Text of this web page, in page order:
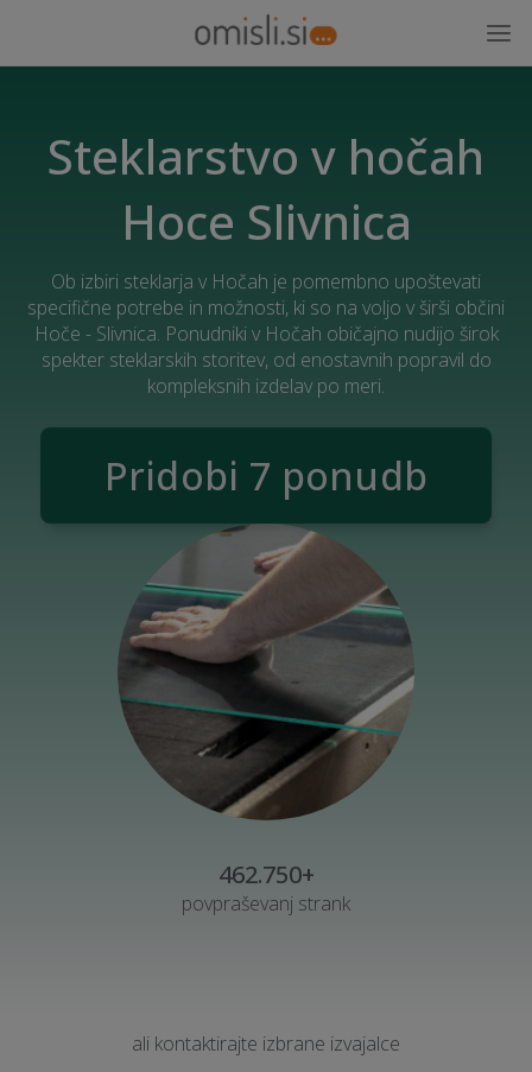
Steklarstvo v hočah
Hoce Slivnica
Ob izbiri steklarja v Hočah je pomembno upoštevati
specifične potrebe in možnosti, ki so na voljo v širši občini
Hoče - Slivnica. Ponudniki v Hočah običajno nudijo širok
spekter steklarskih storitev, od enostavnih popravil do
kompleksnih izdelav po meri.
Pridobi 7 ponudb
462.750+
povpraševanj strank
ali kontaktirajte izbrane izvajalce